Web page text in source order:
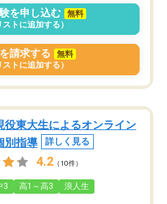
を申し込む
無料
ストに追加する）
請求する
無料
ストに追加する）
役東大生によるオンライン
別指導
詳しく見る
4.2 （10件）
3 高1～高3 浪人生